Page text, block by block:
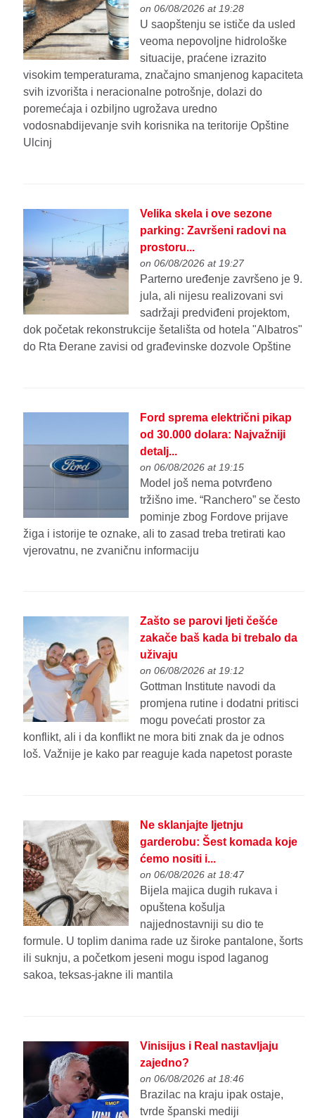
on 06/08/2026 at 19:28
U saopštenju se ističe da usled
veoma nepovoljne hidrološke
situacije, praćene izrazito
visokim temperaturama, značajno smanjenog kapaciteta
svih izvorišta i neracionalne potrošnje, dolazi do
poremećaja i ozbiljno ugrožava uredno
vodosnabdijevanje svih korisnika na teritorije Opštine
Ulcinj
Velika skela i ove sezone
parking: Završeni radovi na
prostoru...
on 06/08/2026 at 19:27
Parterno uređenje završeno je 9.
jula, ali nijesu realizovani svi
sadržaji predviđeni projektom,
dok početak rekonstrukcije šetališta od hotela "Albatros"
do Rta Đerane zavisi od građevinske dozvole Opštine
Ford sprema električni pikap
od 30.000 dolara: Najvažniji
detalj...
on 06/08/2026 at 19:15
Model još nema potvrđeno
tržišno ime. “Ranchero” se često
pominje zbog Fordove prijave
žiga i istorije te oznake, ali to zasad treba tretirati kao
vjerovatnu, ne zvaničnu informaciju
Zašto se parovi ljeti češće
zakače baš kada bi trebalo da
uživaju
on 06/08/2026 at 19:12
Gottman Institute navodi da
promjena rutine i dodatni pritisci
mogu povećati prostor za
konflikt, ali i da konflikt ne mora biti znak da je odnos
loš. Važnije je kako par reaguje kada napetost poraste
Ne sklanjajte ljetnju
garderobu: Šest komada koje
ćemo nositi i...
on 06/08/2026 at 18:47
Bijela majica dugih rukava i
opuštena košulja
najjednostavniji su dio te
formule. U toplim danima rade uz široke pantalone, šorts
ili suknju, a početkom jeseni mogu ispod laganog
sakoa, teksas-jakne ili mantila
Vinisijus i Real nastavljaju
zajedno?
on 06/08/2026 at 18:46
Brazilac na kraju ipak ostaje,
tvrde španski mediji